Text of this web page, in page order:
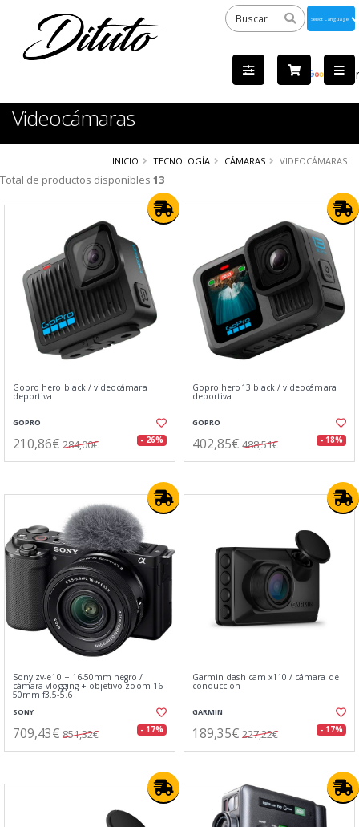
by
Videocámaras
INICIO TECNOLOGÍA CÁMARAS VIDEOCÁMARAS
Total de productos disponibles 13
Gopro hero black / videocámara
deportiva
GOPRO
210,86€ 284,00€ - 26%
Gopro hero13 black / videocámara
deportiva
GOPRO
402,85€ 488,51€ - 18%
Sony zv-e10 + 16-50mm negro /
cámara vlogging + objetivo zoom 16-
50mm f3.5-5.6
SONY
709,43€ 851,32€ - 17%
Garmin dash cam x110 / cámara de
conducción
GARMIN
189,35€ 227,22€ - 17%